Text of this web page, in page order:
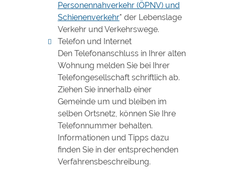
Personennahverkehr (ÖPNV) und
Schienenverkehr" der Lebenslage
Verkehr und Verkehrswege.
Telefon und Internet
Den Telefonanschluss in Ihrer alten
Wohnung melden Sie bei Ihrer
Telefongesellschaft schriftlich ab.
Ziehen Sie innerhalb einer
Gemeinde um und bleiben im
selben Ortsnetz, können Sie Ihre
Telefonnummer behalten.
Informationen und Tipps dazu
finden Sie in der entsprechenden
Verfahrensbeschreibung.